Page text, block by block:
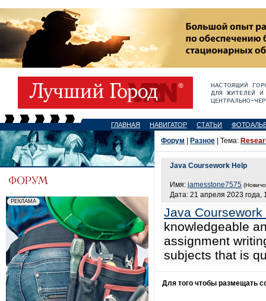
ГЛАВНАЯ НАВИГАТОР СТАТЬИ
Форум Разное | Тема:
Java Coursework Help
Имя: jamesstone7575
Дата: 21 апреля 2023 года,
Java
knowledgeable
assignment
subjects that is
Для того чтобы размещать